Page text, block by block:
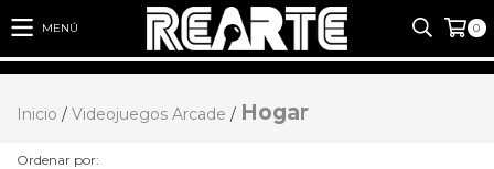
MENÚ 0
Inicio / Videojuegos Arcade / Hogar
Ordenar por: